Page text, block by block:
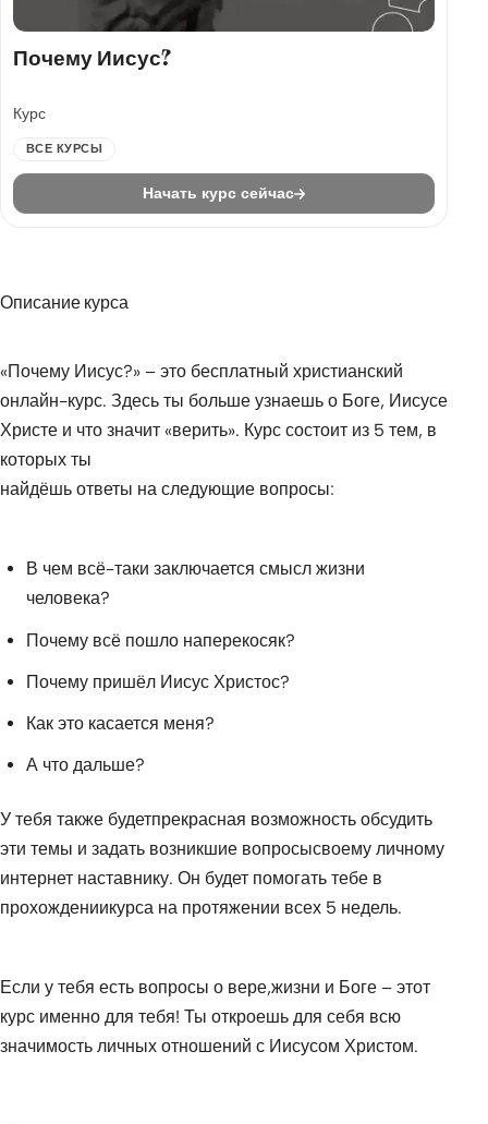
Почему Иисус?
Курс
ВСЕ КУРСЫ
Начать курс сейчас
Описание курса
«Почему Иисус?» – это бесплатный христианский
онлайн-курс. Здесь ты больше узнаешь о Боге, Иисусе
Христе и что значит «верить». Курс состоит из 5 тем, в
которых ты
найдёшь ответы на следующие вопросы:
В чем всё-таки заключается смысл жизни
человека?
Почему всё пошло наперекосяк?
Почему пришёл Иисус Христос?
Как это касается меня?
А что дальше?
У тебя также будетпрекрасная возможность обсудить
эти темы и задать возникшие вопросысвоему личному
интернет наставнику. Он будет помогать тебе в
прохождениикурса на протяжении всех 5 недель.
Если у тебя есть вопросы о вере,жизни и Боге – этот
курс именно для тебя! Ты откроешь для себя всю
значимость личных отношений с Иисусом Христом.